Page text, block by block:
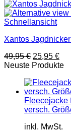
Schnellansicht
Xantos
49,95€
Preis
49,95 €
25,95 €
Neuste Produkte
Fleecejacke
versch.
inkl. MwSt.